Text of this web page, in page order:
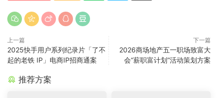
上一篇
2025快手用户系列纪录片「了不
起的老铁 IP」电商IP招商通案
下一篇
2026商场地产五一职场致富大
会“薪职富计划”活动策划方案
推荐方案